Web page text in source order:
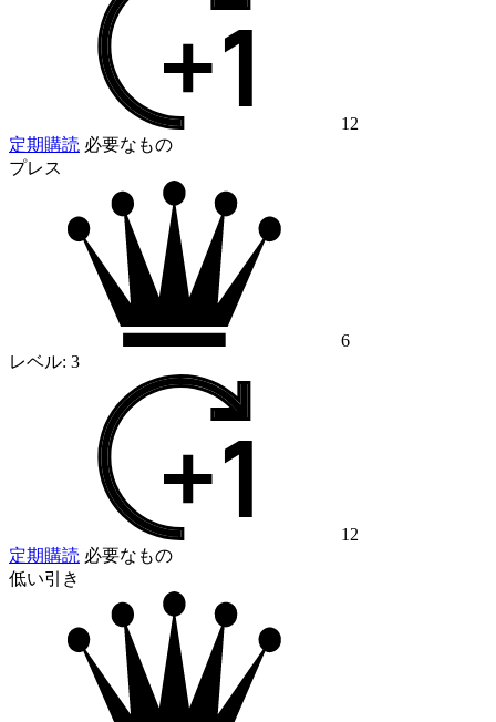
12
定期購読 必要なもの
プレス
6
レベル: 3
12
定期購読 必要なもの
低い引き